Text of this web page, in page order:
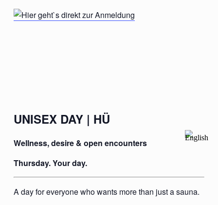
UNISEX DAY | HÜ
Wellness, desire & open encounters
Thursday. Your day.
A day for everyone who wants more than just a sauna.